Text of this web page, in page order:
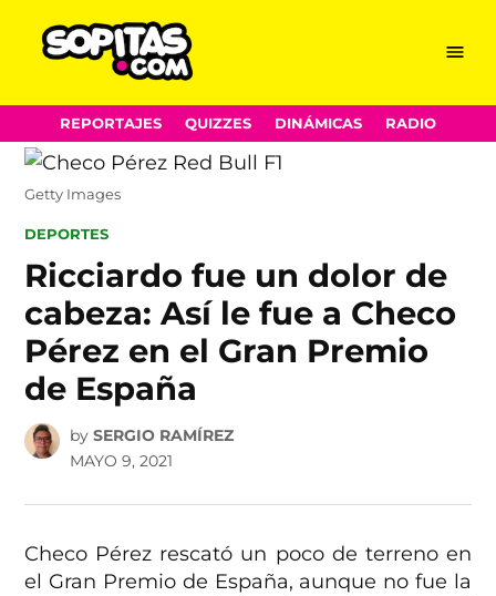
Skip
to
content
Menu
REPORTAJES QUIZZES DINÁMICAS RADIO
Getty Images
POSTED
DEPORTES
Ricciardo fue un dolor de
cabeza: Así le fue a Checo
Pérez en el Gran Premio
de España
by SERGIO RAMÍREZ
MAYO 9, 2021
Checo Pérez rescató un poco de terreno en
el Gran Premio de España, aunque no fue la